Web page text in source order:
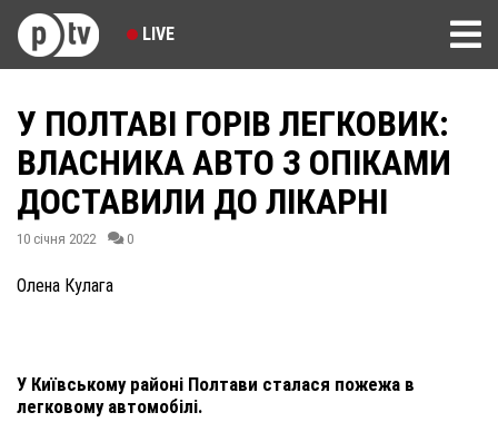
LIVE
У ПОЛТАВІ ГОРІВ ЛЕГКОВИК:
ВЛАСНИКА АВТО З ОПІКАМИ
ДОСТАВИЛИ ДО ЛІКАРНІ
10 січня 2022 0
Олена Кулага
У Київському районі Полтави сталася пожежа в
легковому автомобілі.